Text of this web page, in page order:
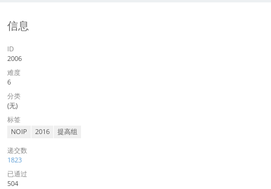
信息
ID
2006
难度
6
分类
(无)
标签
NOIP 2016 提高组
递交数
1823
已通过
504